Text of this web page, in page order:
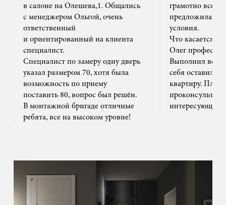
в салоне на Олешева,1. Общались
с менеджером Ольгой, очень
ответственный
и ориентированный на клиента
специалист.
Специалист по замеру одну дверь
указал размером 70, хотя была
возможность по приему
поставить 80, вопрос был решён.
В монтажной бригаде отличные
ребята, все на высоком уровне!
грамотно все
предложила
условия.
Что касается
Олег
Выполнил все
себя оставил
квартиру. Плюс
интересующим